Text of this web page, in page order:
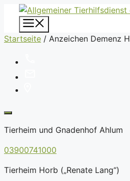
Zum
Inhalt
springen
Startseite / Anzeichen Demenz
Tierheim und Gnadenhof Ahlum
03900741000
Tierheim Horb („Renate Lang“)